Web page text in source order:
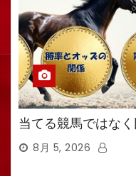
当てる競馬ではな
8月 5, 2026